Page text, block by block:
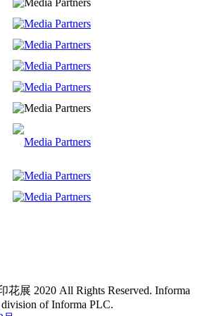
展 2020 All Rights Reserved. Informa
of Informa PLC.